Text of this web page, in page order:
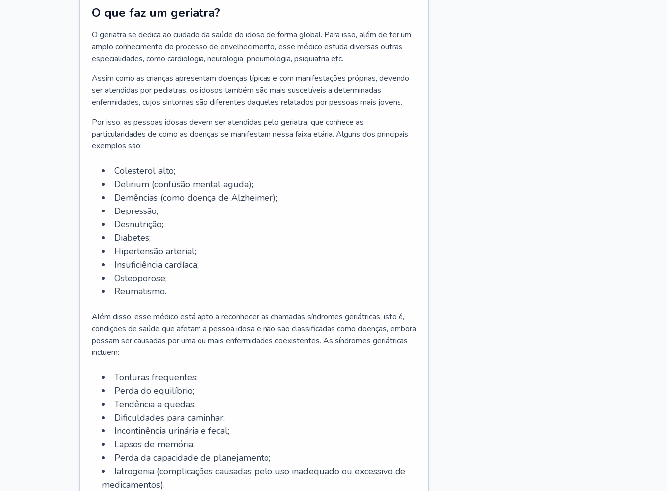
O que faz um geriatra?
O geriatra se dedica ao cuidado da saúde do idoso de forma global. Para isso, além de ter um
amplo conhecimento do processo de envelhecimento, esse médico estuda diversas outras
especialidades, como cardiologia, neurologia, pneumologia, psiquiatria etc.
Assim como as crianças apresentam doenças típicas e com manifestações próprias, devendo
ser atendidas por pediatras, os idosos também são mais suscetíveis a determinadas
enfermidades, cujos sintomas são diferentes daqueles relatados por pessoas mais jovens.
Por isso, as pessoas idosas devem ser atendidas pelo geriatra, que conhece as
particularidades de como as doenças se manifestam nessa faixa etária. Alguns dos principais
exemplos são:
Colesterol alto;
Delirium (confusão mental aguda);
Demências (como doença de Alzheimer);
Depressão;
Desnutrição;
Diabetes;
Hipertensão arterial;
Insuficiência cardíaca;
Osteoporose;
Reumatismo.
Além disso, esse médico está apto a reconhecer as chamadas síndromes geriátricas, isto é,
condições de saúde que afetam a pessoa idosa e não são classificadas como doenças, embora
possam ser causadas por uma ou mais enfermidades coexistentes. As síndromes geriátricas
incluem:
Tonturas frequentes;
Perda do equilíbrio;
Tendência a quedas;
Dificuldades para caminhar;
Incontinência urinária e fecal;
Lapsos de memória;
Perda da capacidade de planejamento;
Iatrogenia (complicações causadas pelo uso inadequado ou excessivo de
medicamentos).